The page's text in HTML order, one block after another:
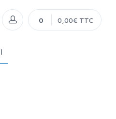
0 0,00€ TTC